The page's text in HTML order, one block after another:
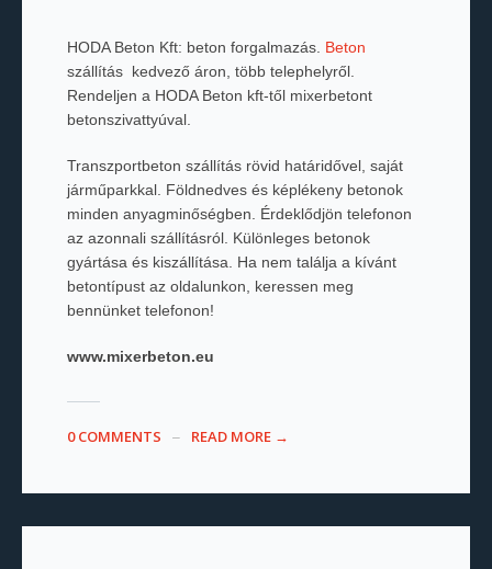
HODA Beton Kft: beton forgalmazás. Beton
szállítás kedvező áron, több telephelyről.
Rendeljen a HODA Beton kft-től mixerbetont
betonszivattyúval.
Transzportbeton szállítás rövid határidővel, saját
járműparkkal. Földnedves és képlékeny betonok
minden anyagminőségben. Érdeklődjön telefonon
az azonnali szállításról. Különleges betonok
gyártása és kiszállítása. Ha nem találja a kívánt
betontípust az oldalunkon, keressen meg
bennünket telefonon!
www.mixerbeton.eu
0 COMMENTS READ MORE →